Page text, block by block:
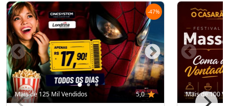
-47%
Mais de 125 Mil Vendidos 5,0 star Mais de 100